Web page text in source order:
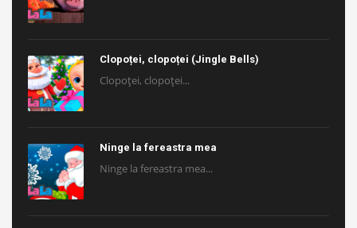
Clopoței, clopoței (Jingle Bells)
Clopoței, clopoței...
Ninge la fereastra mea
Ninge la fereastra mea...